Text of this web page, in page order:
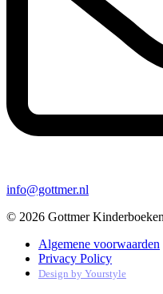
info@gottmer.nl
© 2026 Gottmer Kinderboeken
Algemene voorwaarden
Privacy Policy
Design by Yourstyle